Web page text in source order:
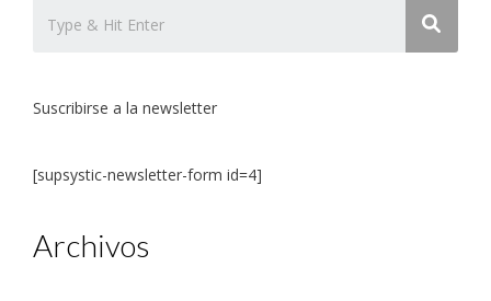
Suscribirse a la newsletter
[supsystic-newsletter-form id=4]
Archivos